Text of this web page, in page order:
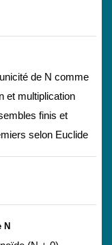
de N comme
et multiplication
finis et
selon Euclide
N